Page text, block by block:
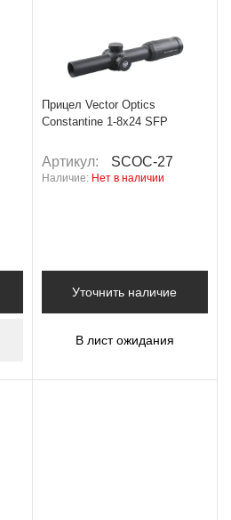
Прицел Vector Optics
Constantine 1-8x24 SFP
Артикул: SCOС-27
Наличие: Нет в наличии
Уточнить наличие
В лист ожидания